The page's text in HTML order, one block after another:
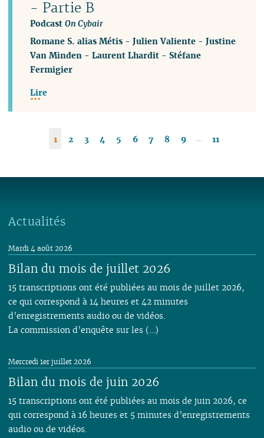
- Partie B
PodcastOn Cybair
Romane S. alias Métis -Julien Valiente -Justine
Van Minden -Laurent Lhardit -Stéfane
Fermigier
Lire
1 2 3 4 5 6 7 8 9 … 11
Actualités
Bilan du mois de juillet 2026
Mardi 4 août 2026
15 transcriptions ont été publiées au mois de juillet 2026,
ce qui correspond à 14 heures et 42 minutes
d’enregistrements audio ou de vidéos.
La commission d’enquête sur les (…)
Bilan du mois de juin 2026
Mercredi 1er juillet 2026
15 transcriptions ont été publiées au mois de juin 2026, ce
qui correspond à 16 heures et 5 minutes d’enregistrements
audio ou de vidéos.